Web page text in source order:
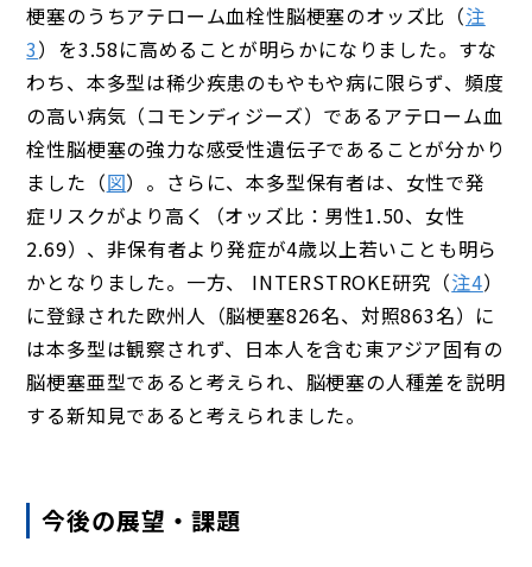
梗塞のうちアテローム血栓性脳梗塞のオッズ比（注
3）を3.58に高めることが明らかになりました。すな
わち、本多型は稀少疾患のもやもや病に限らず、頻度
の高い病気（コモンディジーズ）であるアテローム血
栓性脳梗塞の強力な感受性遺伝子であることが分かり
ました（図）。さらに、本多型保有者は、女性で発
症リスクがより高く（オッズ比：男性1.50、女性
2.69）、非保有者より発症が4歳以上若いことも明ら
かとなりました。一方、 INTERSTROKE研究（注4）
に登録された欧州人（脳梗塞826名、対照863名）に
は本多型は観察されず、日本人を含む東アジア固有の
脳梗塞亜型であると考えられ、脳梗塞の人種差を説明
する新知見であると考えられました。
今後の展望・課題